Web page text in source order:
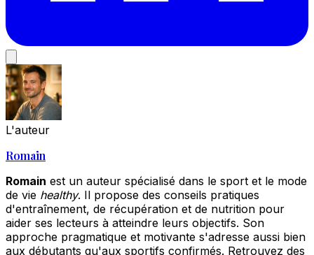
L'auteur
Romain
Romain est un auteur spécialisé dans le sport et le mode
de vie healthy. Il propose des conseils pratiques
d'entraînement, de récupération et de nutrition pour
aider ses lecteurs à atteindre leurs objectifs. Son
approche pragmatique et motivante s'adresse aussi bien
aux débutants qu'aux sportifs confirmés. Retrouvez des